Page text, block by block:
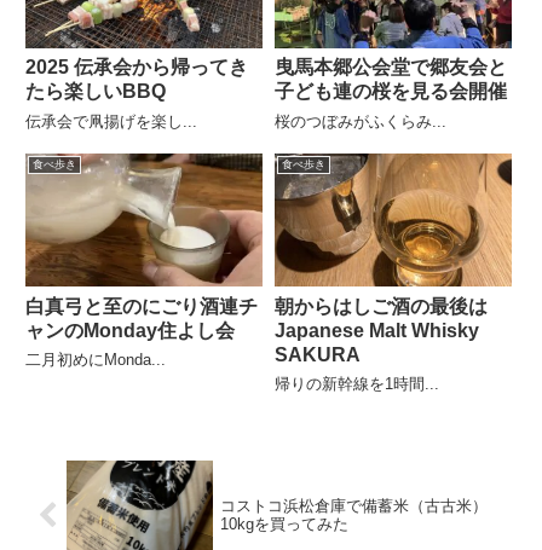
2025 伝承会から帰ってき
たら楽しいBBQ
伝承会で凧揚げを楽し...
曳馬本郷公会堂で郷友会と
子ども連の桜を見る会開催
桜のつぼみがふくらみ...
食べ歩き
白真弓と至のにごり酒連チ
ャンのMonday住よし会
二月初めにMonda...
食べ歩き
朝からはしご酒の最後は
Japanese Malt Whisky
SAKURA
帰りの新幹線を1時間...
コストコ浜松倉庫で備蓄米（古古米）
10kgを買ってみた